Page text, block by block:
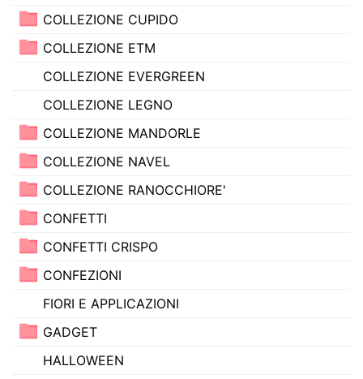
COLLEZIONE CUPIDO
COLLEZIONE ETM
COLLEZIONE EVERGREEN
COLLEZIONE LEGNO
COLLEZIONE MANDORLE
COLLEZIONE NAVEL
COLLEZIONE RANOCCHIORE'
CONFETTI
CONFETTI CRISPO
CONFEZIONI
FIORI E APPLICAZIONI
GADGET
HALLOWEEN